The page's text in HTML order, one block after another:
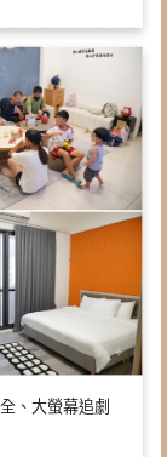
、大螢幕追劇